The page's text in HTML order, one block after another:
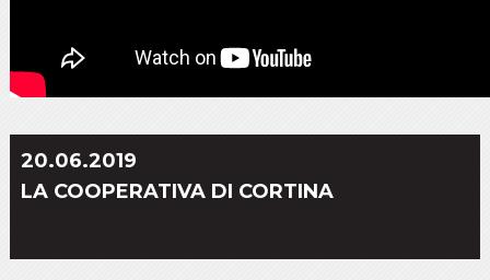
20.06.2019
LA COOPERATIVA DI CORTINA